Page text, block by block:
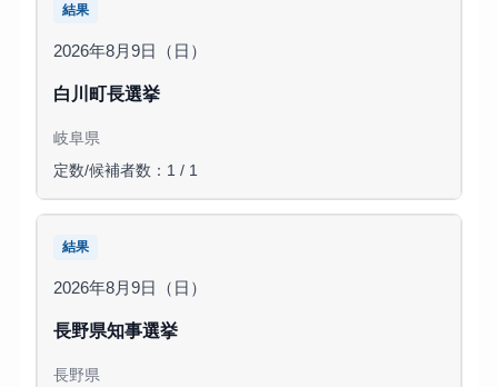
結果
2026年8月9日（日）
白川町長選挙
岐阜県
定数/候補者数：1 / 1
結果
2026年8月9日（日）
長野県知事選挙
長野県